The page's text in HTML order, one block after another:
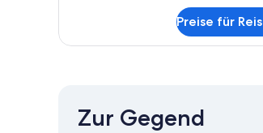
Doppelzimmer
Preise für
Zur Gegend